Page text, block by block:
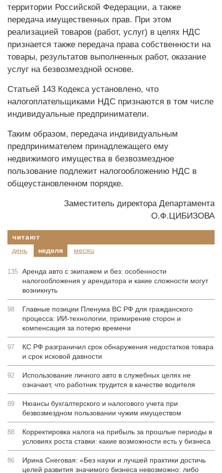
территории Российской Федерации, а также
передача имущественных прав. При этом
реализацией товаров (работ, услуг) в целях НДС
признается также передача права собственности на
товары, результатов выполненных работ, оказание
услуг на безвозмездной основе.
Статьей 143 Кодекса установлено, что
налогоплательщиками НДС признаются в том числе
индивидуальные предприниматели.
Таким образом, передача индивидуальным
предпринимателем принадлежащего ему
недвижимого имущества в безвозмездное
пользование подлежит налогообложению НДС в
общеустановленном порядке.
Заместитель директора Департамента
О.Ф.ЦИБИЗОВА
читают
день
неделя месяц
135 Аренда авто с экипажем и без: особенности
налогообложения у арендатора и какие сложности могут
возникнуть
98
Главные позиции Пленума ВС РФ для гражданского
процесса: ИИ-технологии, примирение сторон и
компенсация за потерю времени
97
КС РФ разграничил срок обнаружения недостатков товара
и срок исковой давности
92
Использование личного авто в служебных целях не
означает, что работник трудится в качестве водителя
89
Нюансы бухгалтерского и налогового учета при
безвозмездном пользовании чужим имуществом
88
Корректировка налога на прибыль за прошлые периоды в
условиях роста ставки: какие возможности есть у бизнеса
86
Ирина Снеговая: «Без науки и лучшей практики достичь
целей развития значимого бизнеса невозможно: либо